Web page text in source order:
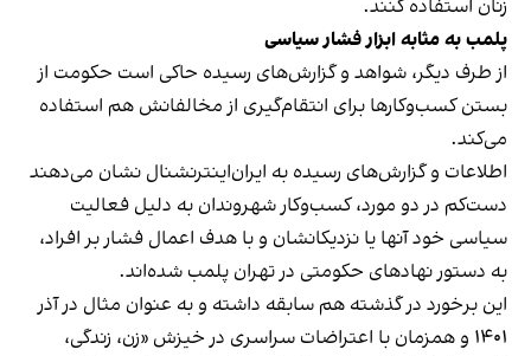
زنان استفاده کنند.
پلمب به مثابه ابزار فشار سیاسی
از طرف دیگر، شواهد و گزارش‌های رسیده حاکی است حکومت از
بستن کسب‌وکارها برای انتقام‌گیری از مخالفانش هم استفاده
می‌کند.
اطلاعات و گزارش‌های رسیده به ایران‌اینترنشنال نشان می‌دهند
دست‌کم در دو مورد، کسب‌وکار شهروندان به دلیل فعالیت
سیاسی خود آنها یا نزدیکانشان و با هدف اعمال فشار بر افراد،
به دستور نهادهای حکومتی در تهران پلمب شده‌اند.
این برخورد در گذشته هم سابقه داشته و به عنوان مثال در آذر
۱۴۰۱ و همزمان با اعتراضات سراسری در خیزش «زن، زندگی،